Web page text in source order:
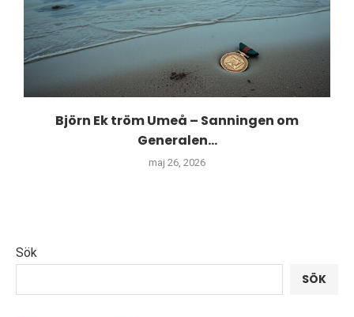
Björn Ek tröm Umeå – Sanningen om
Generalen...
maj 26, 2026
Sök
SÖK